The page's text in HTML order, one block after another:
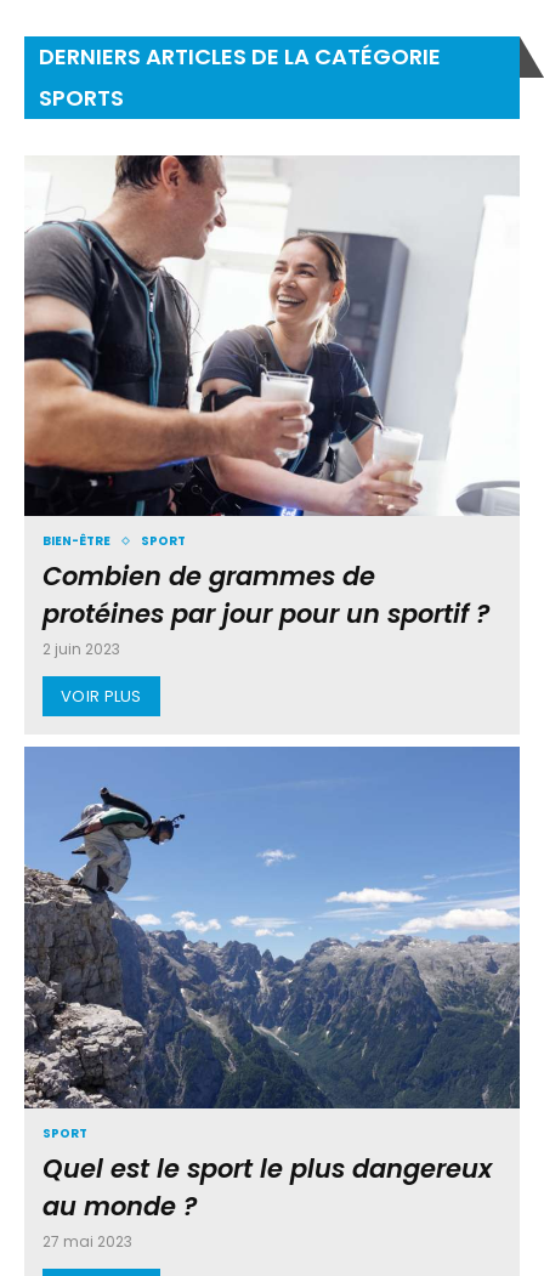
DERNIERS ARTICLES DE LA CATÉGORIE
SPORTS
BIEN-ÊTRE SPORT
Combien de grammes de
protéines par jour pour un sportif ?
2 juin 2023
VOIR PLUS
SPORT
Quel est le sport le plus dangereux
au monde ?
27 mai 2023